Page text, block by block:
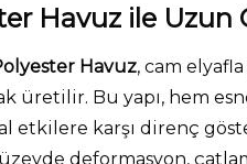
Havuz ile Uzun
Havuz, cam
üretilir. Bu yapı, hem
etkilere karşı direnç
deformasyon,